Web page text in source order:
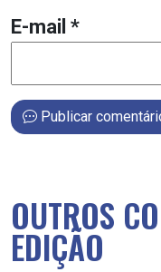
E-mail *
Publicar
OUTROS
EDIÇÃO